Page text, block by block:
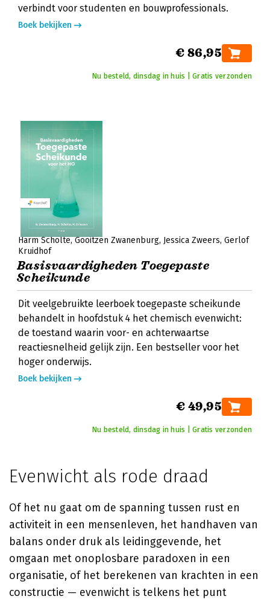
verbindt voor studenten en bouwprofessionals.
Boek bekijken
€ 86,95
Nu besteld, dinsdag in huis | Gratis verzonden
Harm Scholte Gooitzen Zwanenburg Jessica Zweers Gerlof
Kruidhof
Basisvaardigheden Toegepaste
Scheikunde
Dit veelgebruikte leerboek toegepaste scheikunde
behandelt in hoofdstuk 4 het chemisch evenwicht:
de toestand waarin voor- en achterwaartse
reactiesnelheid gelijk zijn. Een bestseller voor het
hoger onderwijs.
Boek bekijken
€ 49,95
Nu besteld, dinsdag in huis | Gratis verzonden
Evenwicht als rode draad
Of het nu gaat om de spanning tussen rust en
activiteit in een mensenleven, het handhaven van
balans onder druk als leidinggevende, het
omgaan met onoplosbare paradoxen in een
organisatie, of het berekenen van krachten in een
constructie — evenwicht is telkens het punt